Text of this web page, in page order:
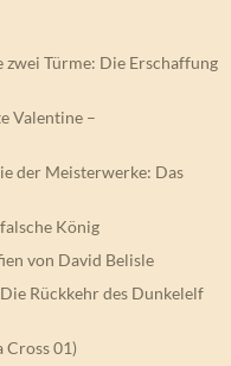
zwei Türme: Die Erschaffung
Valentine –
der Meisterwerke: Das
König
von David Belisle
Rückkehr des Dunkelelf
Cross 01)